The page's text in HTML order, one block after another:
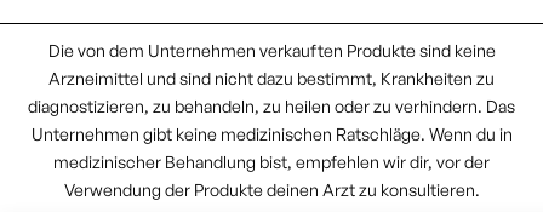
Die von dem Unternehmen verkauften Produkte sind keine
Arzneimittel und sind nicht dazu bestimmt, Krankheiten zu
diagnostizieren, zu behandeln, zu heilen oder zu verhindern. Das
Unternehmen gibt keine medizinischen Ratschläge. Wenn du in
medizinischer Behandlung bist, empfehlen wir dir, vor der
Verwendung der Produkte deinen Arzt zu konsultieren.